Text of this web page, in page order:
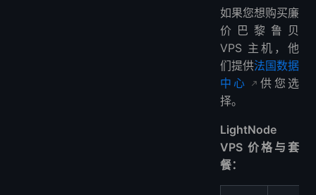
如果您想购买廉
价巴黎鲁贝
VPS 主机，他
们提供法国数据
中心
供您选
择。
LightNode
VPS 价格与套
餐：